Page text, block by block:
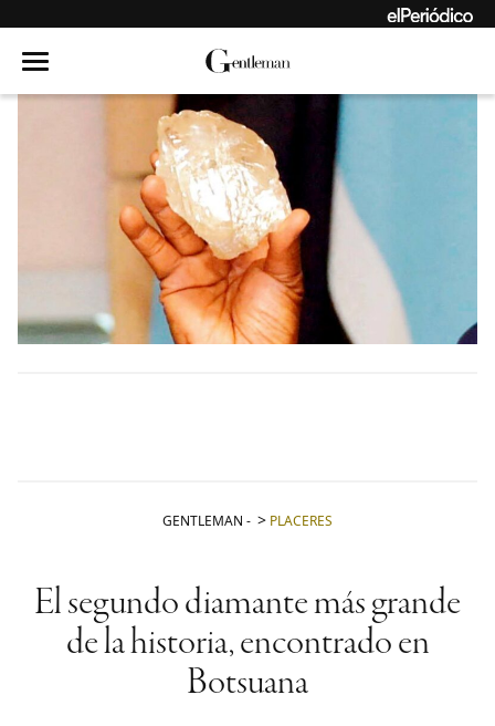
GENTLEMAN - PLACERES
El segundo diamante más grande
de la historia, encontrado en
Botsuana